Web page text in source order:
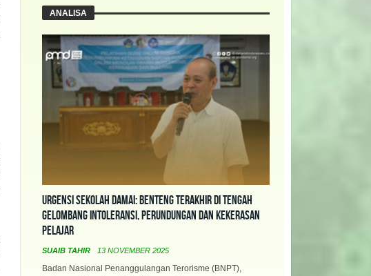
ANALISA
Urgensi Sekolah Damai: Benteng Terakhir di Tengah
Gelombang Intoleransi, Perundungan dan Kekerasan
Pelajar
SUAIB TAHIR 13 NOVEMBER 2025
Badan Nasional Penanggulangan Terorisme (BNPT),